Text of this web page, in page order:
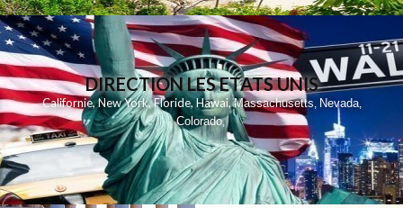
DIRECTION LES ETATS UNIS
Californie,New York,Floride,Hawai,Massachusetts, Nevada,
Colorado,